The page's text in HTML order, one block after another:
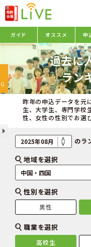
ガイド オススメ 申
過去に
ラン
昨年の申込データを元
生、大学生、専門学校
性、女性の性別でお選
のラ
地域を選択
性別を選択
男性
職業を選択
高校生